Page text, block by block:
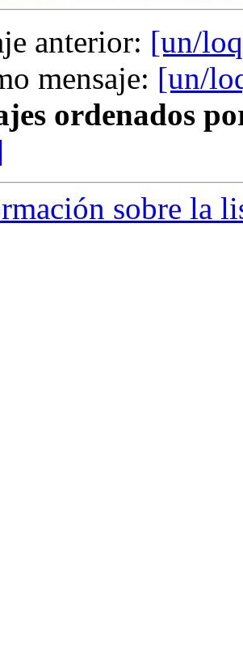
anterior: [un/
mensaje: [un/
ordenados
sobre la